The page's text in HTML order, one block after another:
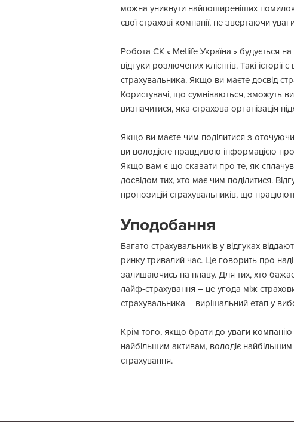
можна уникнути найпоширеніших
свої страхові компанії, не звертаючи
Робота СК « Metlife Україна » будується
відгуки розлючених клієнтів. Такі
страхувальника. Якщо ви маєте досвід
Користувачі, що сумніваються, зможуть
визначитися, яка страхова організація
Якщо ви маєте чим поділитися з
ви володієте правдивою інформацією
Якщо вам є що сказати про те, як
досвідом тих, хто має чим поділитися.
пропозицій страхувальників, що
Уподобання
Багато страхувальників у відгуках
ринку тривалий час. Це говорить про
залишаючись на плаву. Для тих, хто
лайф-страхування – це угода між
страхувальника – вирішальний етап у
Крім того, якщо брати до уваги
найбільшим активам, володіє найбільшим
страхування.